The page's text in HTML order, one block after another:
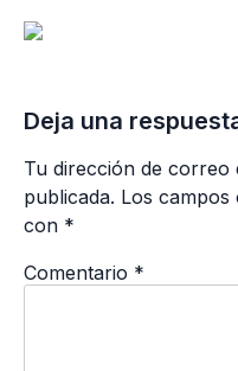
Deja una
Tu dirección de
publicada. Los campos
con *
Comentario *